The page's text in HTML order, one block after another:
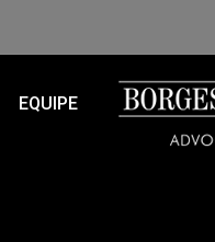
EQUIPE